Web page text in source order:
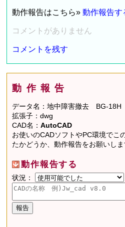
動作報告はこちら»動作報告す
コメントがありません
コメントを残す
動作報告
データ名：地中障害撤去 BG-18H
拡張子：dwg
CAD名：AutoCAD
お使いのCADソフトやPC環境でこ
たかどうか、動作報告をお願いしま
動作報告する
状況：